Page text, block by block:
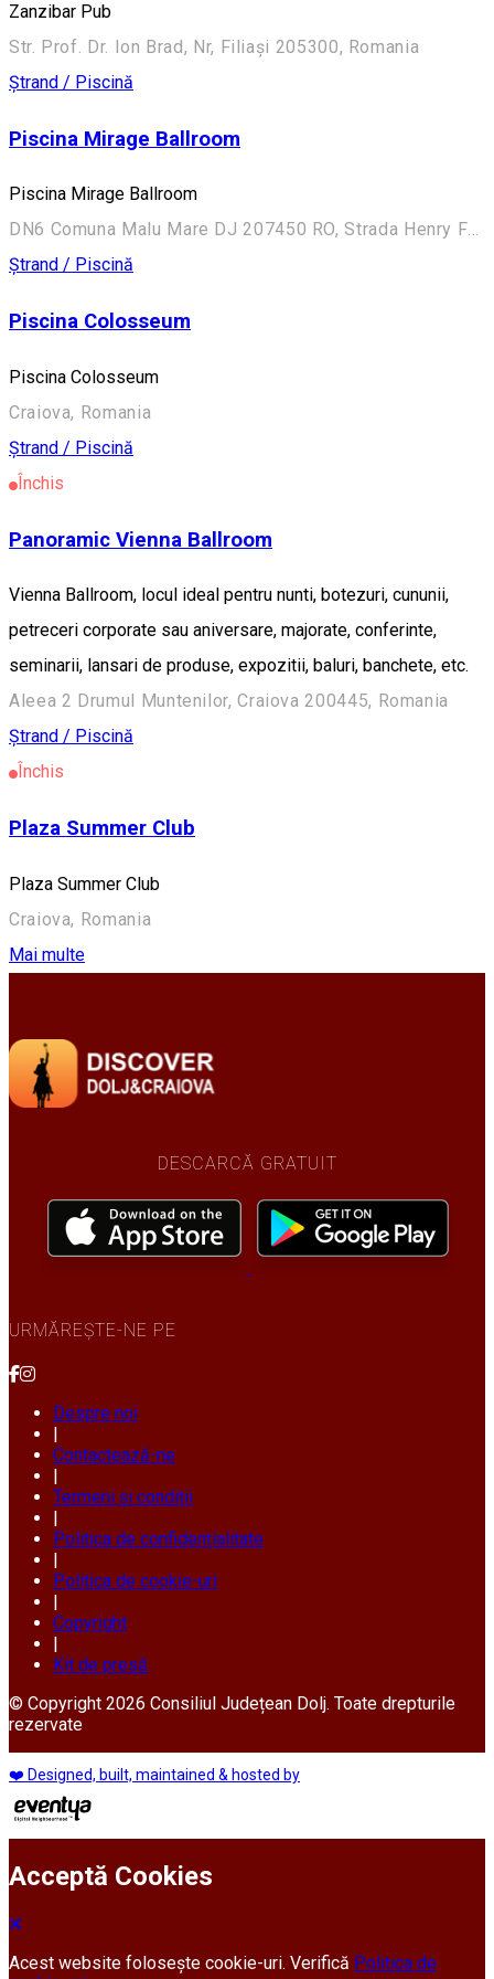
Zanzibar Pub
Str. Prof. Dr. Ion Brad, Nr, Filiași 205300, Romania
Ștrand / Piscină
Piscina Mirage Ballroom
Piscina Mirage Ballroom
DN6 Comuna Malu Mare DJ 207450 RO, Strada Henry Ford 22, Craiova 207450, Romania
Ștrand / Piscină
Piscina Colosseum
Piscina Colosseum
Craiova, Romania
Ștrand / Piscină
Închis
Panoramic Vienna Ballroom
Vienna Ballroom, locul ideal pentru nunti, botezuri, cununii,
petreceri corporate sau aniversare, majorate, conferinte,
seminarii, lansari de produse, expozitii, baluri, banchete, etc.
Aleea 2 Drumul Muntenilor, Craiova 200445, Romania
Ștrand / Piscină
Închis
Plaza Summer Club
Plaza Summer Club
Craiova, Romania
Mai multe
DESCARCĂ GRATUIT
URMĂREȘTE-NE PE
Despre noi
Contactează-ne
Termeni și condiții
Politica de confidențialitate
Politica de cookie-uri
Copyright
Kit de presă
© Copyright 2026 Consiliul Județean Dolj. Toate drepturile
rezervate
❤️ Designed, built, maintained & hosted by
Acceptă Cookies
Acest website folosește cookie-uri. Verifică Politica de